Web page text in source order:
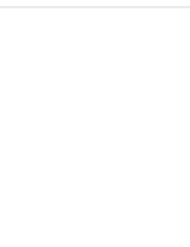
告的方法。
并非作医学诊
证提供女性放
可能需要在其
前检查计划，